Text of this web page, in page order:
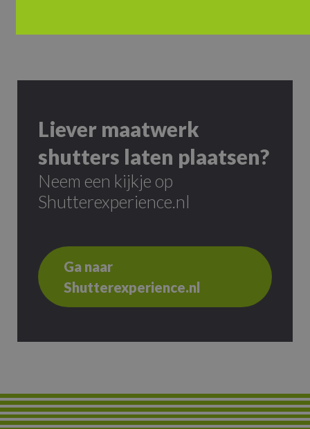
Liever maatwerk
shutters laten plaatsen?
Neem een kijkje op
Shutterexperience.nl
Ga naar
Shutterexperience.nl